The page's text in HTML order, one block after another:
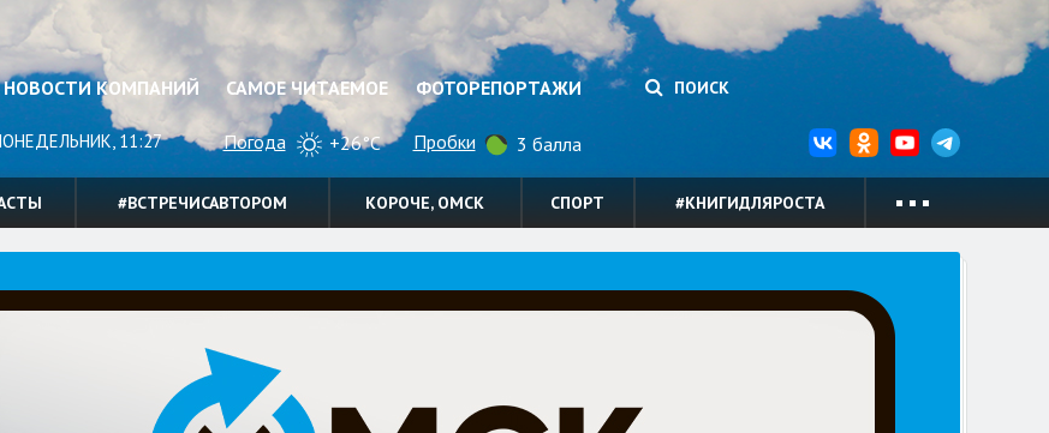
НОВОСТИ КОМПАНИЙ САМОЕ ЧИТАЕМОЕ ФОТОРЕПОРТАЖИ ПОИСК
11:27 Погода +26°C Пробки 3 балла
#ВСТРЕЧИСАВТОРОМ КОРОЧЕ, ОМСК СПОРТ #КНИГИДЛЯРОСТА